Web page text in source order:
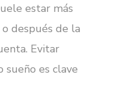
estar más
después de la
Evitar
sueño es clave